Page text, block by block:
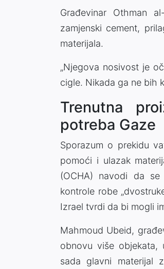
Građevinar Othman
zamjenski cement,
materijala.
„Njegova nosivost je
cigle. Nikada ga ne bih
Trenutna
potreba Gaze
Sporazum o prekidu
pomoći i ulazak
(OCHA) navodi da
kontrole robe
Izrael tvrdi da bi mogli
Mahmoud Ubeid,
obnovu više objekata,
sada glavni materijal